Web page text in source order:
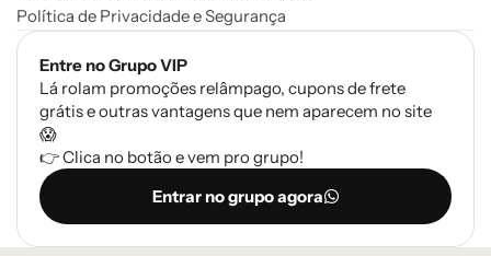
Política de Privacidade e Segurança
Entre no Grupo VIP
Lá rolam promoções relâmpago, cupons de frete
grátis e outras vantagens que nem aparecem no site
😱
👉 Clica no botão e vem pro grupo!
Entrar no grupo agora